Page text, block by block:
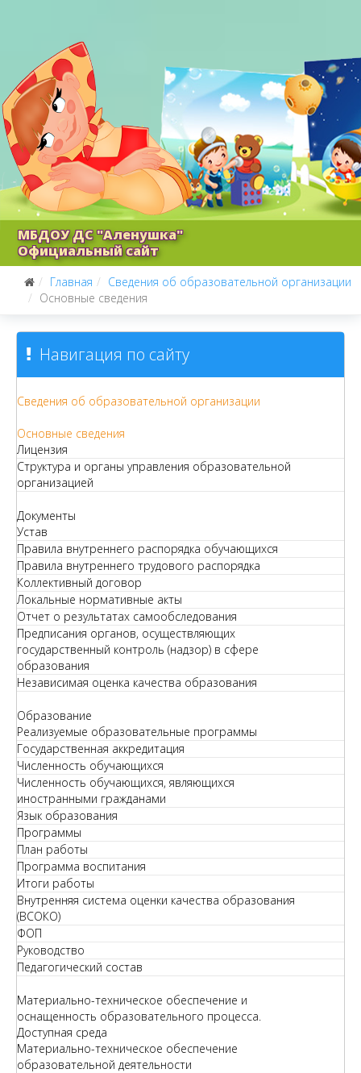
МБДОУ ДС "Аленушка"
Официальный сайт
Главная
Сведения об образовательной организации
Основные сведения
Навигация по сайту
Сведения об образовательной организации
Основные сведения
Лицензия
Структура и органы управления образовательной
организацией
Документы
Устав
Правила внутреннего распорядка обучающихся
Правила внутреннего трудового распорядка
Коллективный договор
Локальные нормативные акты
Отчет о результатах самообследования
Предписания органов, осуществляющих
государственный контроль (надзор) в сфере
образования
Независимая оценка качества образования
Образование
Реализуемые образовательные программы
Государственная аккредитация
Численность обучающихся
Численность обучающихся, являющихся
иностранными гражданами
Язык образования
Программы
План работы
Программа воспитания
Итоги работы
Внутренняя система оценки качества образования
(ВСОКО)
ФОП
Руководство
Педагогический состав
Материально-техническое обеспечение и
оснащенность образовательного процесса.
Доступная среда
Материально-техническое обеспечение
образовательной деятельности